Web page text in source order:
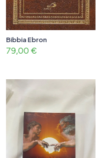
Bibbia Ebron
79,00 €